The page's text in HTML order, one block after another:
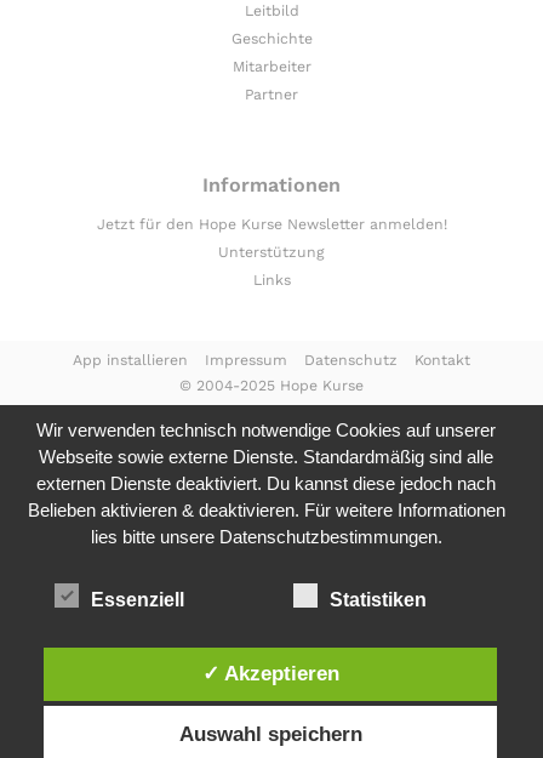
Leitbild
Geschichte
Mitarbeiter
Partner
Informationen
Jetzt für den Hope Kurse Newsletter anmelden!
Unterstützung
Links
© 2004-2025 Hope Kurse
App installieren Impressum Datenschutz Kontakt
Wir verwenden technisch notwendige Cookies auf unserer
Webseite sowie externe Dienste. Standardmäßig sind alle
externen Dienste deaktiviert. Du kannst diese jedoch nach
Belieben aktivieren & deaktivieren. Für weitere Informationen
lies bitte unsere Datenschutzbestimmungen.
Essenziell Statistiken
✓ Akzeptieren
Auswahl speichern